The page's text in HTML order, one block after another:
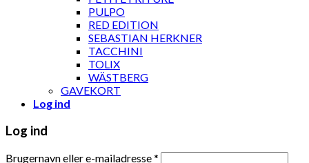
PULPO
RED EDITION
SEBASTIAN HERKNER
TACCHINI
TOLIX
WÄSTBERG
GAVEKORT
Log ind
Log ind
Brugernavn eller e-mailadresse*